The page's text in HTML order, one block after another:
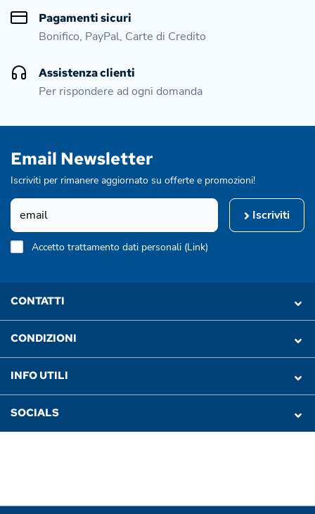
Pagamenti sicuri
Bonifico, PayPal, Carte di Credito
Assistenza clienti
Per rispondere ad ogni domanda
Email Newsletter
Iscriviti per rimanere aggiornato su offerte e promozioni!
Iscriviti
Accetto trattamento dati personali (Link)
CONTATTI
CONDIZIONI
INFO UTILI
SOCIALS